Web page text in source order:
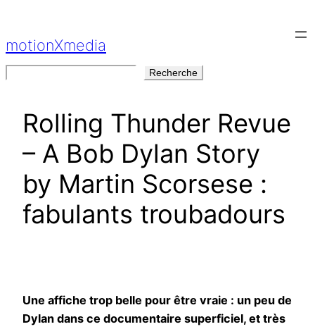
contenu
motionXmedia
Recherche
Rolling Thunder Revue
– A Bob Dylan Story
by Martin Scorsese :
fabulants troubadours
Une affiche trop belle pour être vraie : un peu de
Dylan dans ce documentaire superficiel, et très